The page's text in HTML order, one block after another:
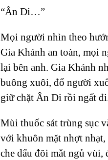
“Ân Di…”
Mọi người nhìn theo
Gia Khánh an toàn, mọi
lại bên anh. Gia Khánh
buông xuôi, đổ người
giữ chặt Ân Di rồi ngất
Mùi thuốc sát trùng sục
với khuôn mặt nhợt
che dấu đôi mắt ngủ vùi,